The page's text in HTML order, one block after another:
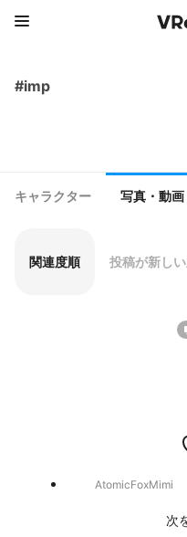
#imp
キャラクター 写真・動画
関連度順 投稿が新し
AtomicFoxMimi
次